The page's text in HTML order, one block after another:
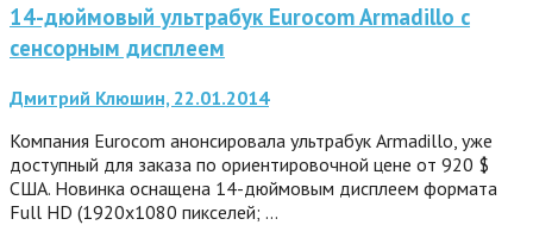
14-дюймовый ультрабук Eurocom Armadillo с
сенсорным дисплеем
Дмитрий Клюшин, 22.01.2014
Компания Eurocom анонсировала ультрабук Armadillo, уже
доступный для заказа по ориентировочной цене от 920 $
США. Новинка оснащена 14-дюймовым дисплеем формата
Full HD (1920х1080 пикселей; …